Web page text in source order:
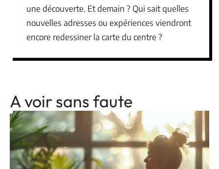
une découverte. Et demain ? Qui sait quelles
nouvelles adresses ou expériences viendront
encore redessiner la carte du centre ?
A voir sans faute